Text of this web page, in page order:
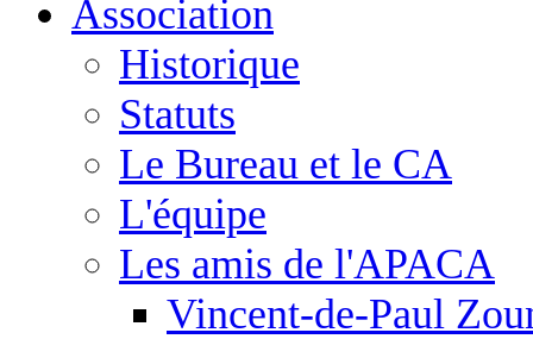
Association
Historique
Statuts
Le Bureau et le CA
L'équipe
Les amis de l'APACA
Vincent-de-Paul